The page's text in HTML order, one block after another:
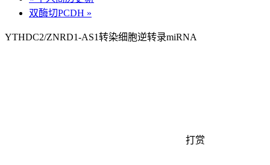
双酶切PCDH »
YTHDC2/ZNRD1-AS1转染细胞逆转录miRNA
打赏